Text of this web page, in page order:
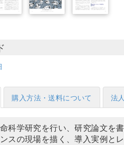
購入方法・送料について 法
科学研究を行い、研究論文を
スの現場を描く、導入実例と